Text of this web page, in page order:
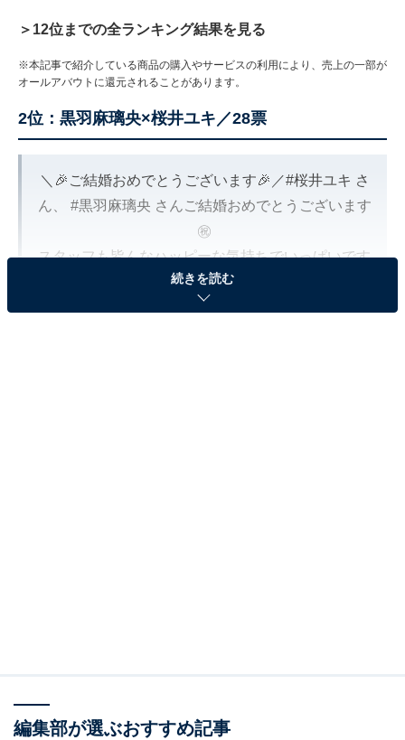
＞12位までの全ランキング結果を見る
※本記事で紹介している商品の購入やサービスの利用により、売上の一部が
オールアバウトに還元されることがあります。
2位：黒羽麻璃央×桜井ユキ／28票
＼🎉ご結婚おめでとうございます🎉／#桜井ユキ さ
ん、 #黒羽麻璃央 さんご結婚おめでとうございます
㊗️
スタッフも皆んなハッピーな気持ちでいっぱいです
✨
おふたりの末永い幸せとご活躍を心からお祈りして
桜井さんはトーク番組などで、7歳年下の黒羽さんとの
続きを読む
編集部が選ぶおすすめ記事